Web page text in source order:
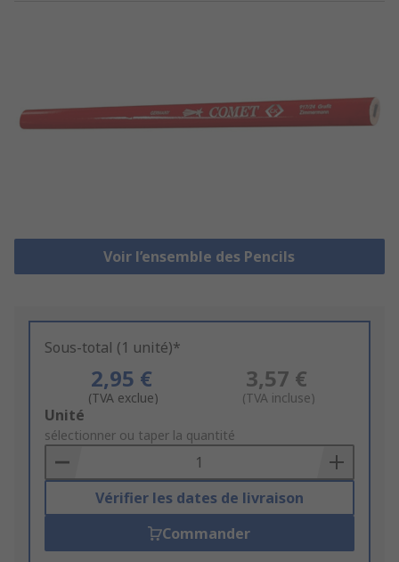
Voir l’ensemble des Pencils
Sous-total (1 unité)*
2,95 €
(TVA exclue)
3,57 €
(TVA incluse)
Add
to
Basket
Unité
sélectionner ou taper la quantité
Vérifier les dates de livraison
Commander